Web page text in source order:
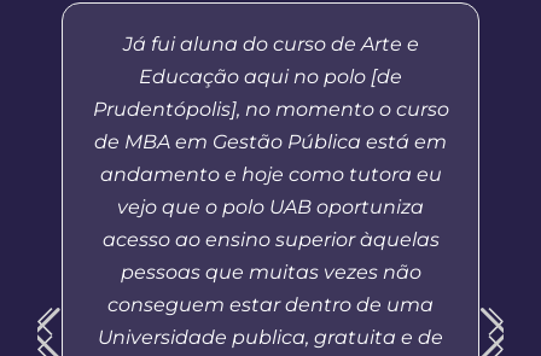
Já fui aluna do curso de Arte e
Educação aqui no polo [de
Prudentópolis], no momento o curso
de MBA em Gestão Pública está em
andamento e hoje como tutora eu
vejo que o polo UAB oportuniza
acesso ao ensino superior àquelas
pessoas que muitas vezes não
conseguem estar dentro de uma
Universidade publica, gratuita e de